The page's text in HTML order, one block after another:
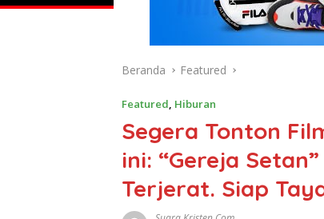
Beranda Featured
Featured, Hiburan
Segera Tonton
ini: “Gereja
Terjerat. Siap